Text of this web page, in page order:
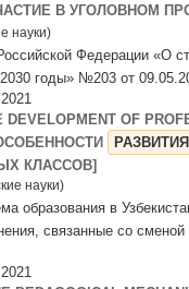
В УГОЛОВНОМ
науки)
Федерации «О
годы» №203 от
DEVELOPMENT OF
РАЗВИТИЯ
КЛАССОВ]
науки)
образования в
связанные со сменой